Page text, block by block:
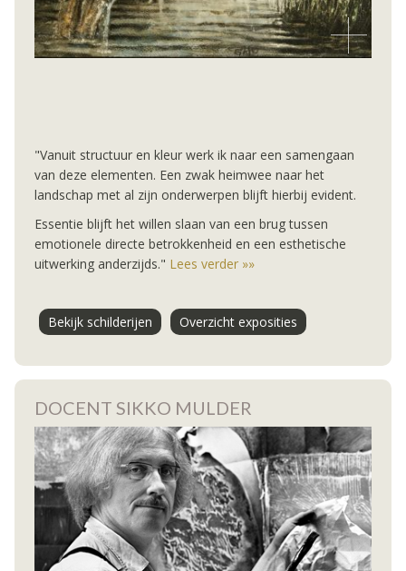
"Vanuit structuur en kleur werk ik naar een samengaan
van deze elementen. Een zwak heimwee naar het
landschap met al zijn onderwerpen blijft hierbij evident.
Essentie blijft het willen slaan van een brug tussen
emotionele directe betrokkenheid en een esthetische
uitwerking anderzijds." Lees verder »»
Bekijk schilderijen Overzicht exposities
DOCENT SIKKO MULDER